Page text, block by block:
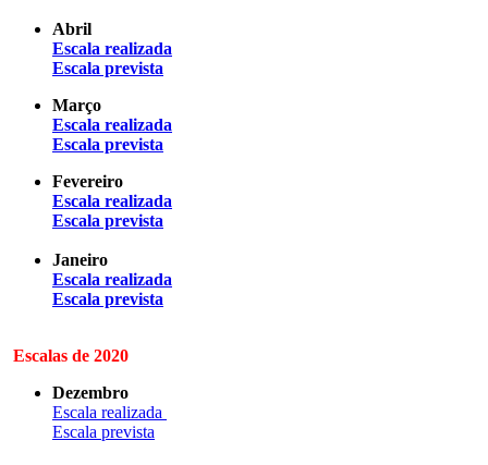
Abril
Escala realizada
Escala prevista
Março
Escala realizada
Escala prevista
Fevereiro
Escala realizada
Escala prevista
Janeiro
Escala realizada
Escala prevista
Escalas de 2020
Dezembro
Escala realizada
Escala prevista